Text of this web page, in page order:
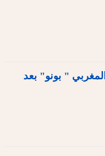
" بونو" بعد